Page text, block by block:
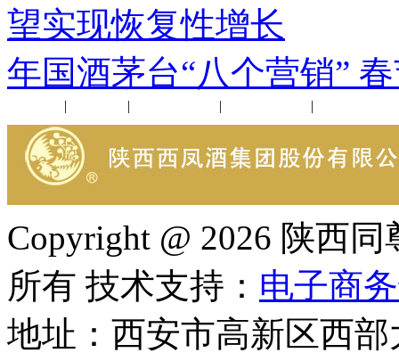
望实现恢复性增长
年国酒茅台“八个营销”
| | | |
Copyright @ 2026 陕西
所有 技术支持： 电子商
地址：西安市高新区西